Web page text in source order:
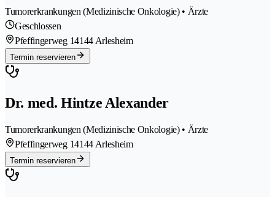
Tumorerkrankungen (Medizinische Onkologie) • Ärzte
Geschlossen
Pfeffingerweg 14144 Arlesheim
Termin reservieren
Dr. med. Hintze Alexander
Tumorerkrankungen (Medizinische Onkologie) • Ärzte
Pfeffingerweg 14144 Arlesheim
Termin reservieren